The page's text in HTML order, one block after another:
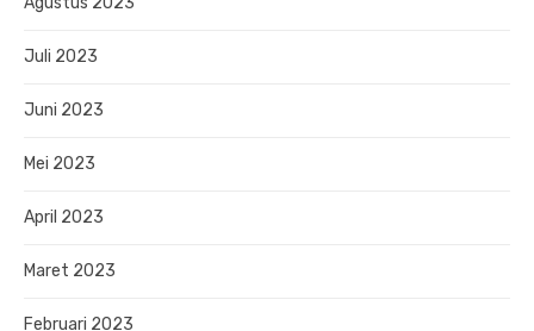
Juli 2023
Juni 2023
Mei 2023
April 2023
Maret 2023
Februari 2023